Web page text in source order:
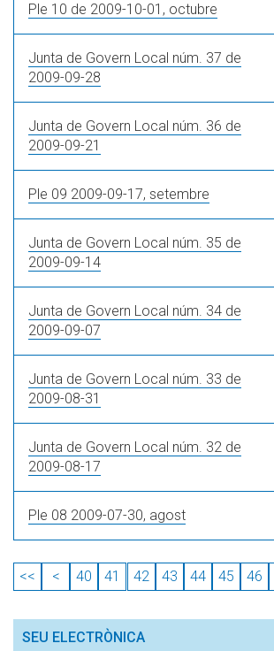
Ple 10 de 2009-10-01, octubre
Junta de Govern Local núm. 37 de
2009-09-28
Junta de Govern Local núm. 36 de
2009-09-21
Ple 09 2009-09-17, setembre
Junta de Govern Local núm. 35 de
2009-09-14
Junta de Govern Local núm. 34 de
2009-09-07
Junta de Govern Local núm. 33 de
2009-08-31
Junta de Govern Local núm. 32 de
2009-08-17
Ple 08 2009-07-30, agost
<< < 40 41 42 43 44 45 46
SEU ELECTRÒNICA